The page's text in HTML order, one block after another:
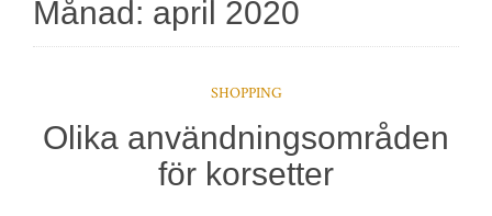
Månad: april 2020
SHOPPING
Olika användningsområden
för korsetter